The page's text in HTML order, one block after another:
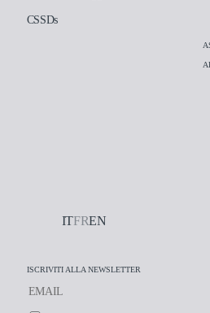
CSSDs
ITFREN
ISCRIVITI ALLA NEWSLETTER